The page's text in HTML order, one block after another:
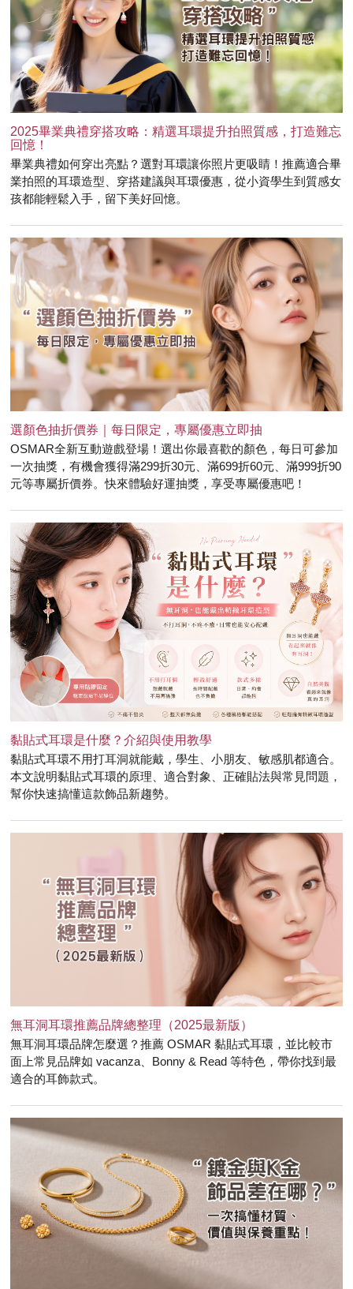
2025畢業典禮穿搭攻略：精選耳環提升拍照質感，打造難忘
回憶！
畢業典禮如何穿出亮點？選對耳環讓你照片更吸睛！推薦適合畢
業拍照的耳環造型、穿搭建議與耳環優惠，從小資學生到質感女
孩都能輕鬆入手，留下美好回憶。
選顏色抽折價券｜每日限定，專屬優惠立即抽
OSMAR全新互動遊戲登場！選出你最喜歡的顏色，每日可參加
一次抽獎，有機會獲得滿299折30元、滿699折60元、滿999折90
元等專屬折價券。快來體驗好運抽獎，享受專屬優惠吧！
黏貼式耳環是什麼？介紹與使用教學
黏貼式耳環不用打耳洞就能戴，學生、小朋友、敏感肌都適合。
本文說明黏貼式耳環的原理、適合對象、正確貼法與常見問題，
幫你快速搞懂這款飾品新趨勢。
無耳洞耳環推薦品牌總整理（2025最新版）
無耳洞耳環品牌怎麼選？推薦 OSMAR 黏貼式耳環，並比較市
面上常見品牌如 vacanza、Bonny & Read 等特色，帶你找到最
適合的耳飾款式。